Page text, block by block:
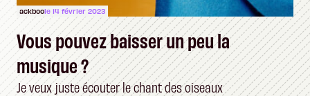
ackboole 14 février 2023
Vous pouvez baisser un peu la
musique ?
Je veux juste écouter le chant des oiseaux